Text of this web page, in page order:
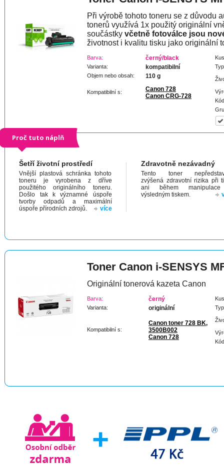
Při výrobě tohoto toneru se z důvodu
tonerů využívá 1x použitý originální
součástky včetně fotoválce jsou
životnost i kvalitu tisku jako originální
Barva: černý/black
Varianta: kompatibilní
Objem nebo obsah: 110 g
Kompatibilní s:
Canon 728
Canon CRG-728
Proč tuto náplň
Šetří životní prostředí
Vnější plastová schránka tohoto
toneru je vyrobena z dříve
použitého originálního toneru.
Došlo tak k významné úspoře
tvorby odpadů a maximální
úspoře přírodních zdrojů.
více
Zdravotně nezávadný
Tento toner
zvýšená zdravotní rizika při
ani během
výsledným tiskem.
Toner Canon i-SENSYS
Originální tonerová kazeta Canon
Barva: černý
Varianta: originální
Kompatibilní s:
Canon toner 728 BK,
3500B002
Canon 728